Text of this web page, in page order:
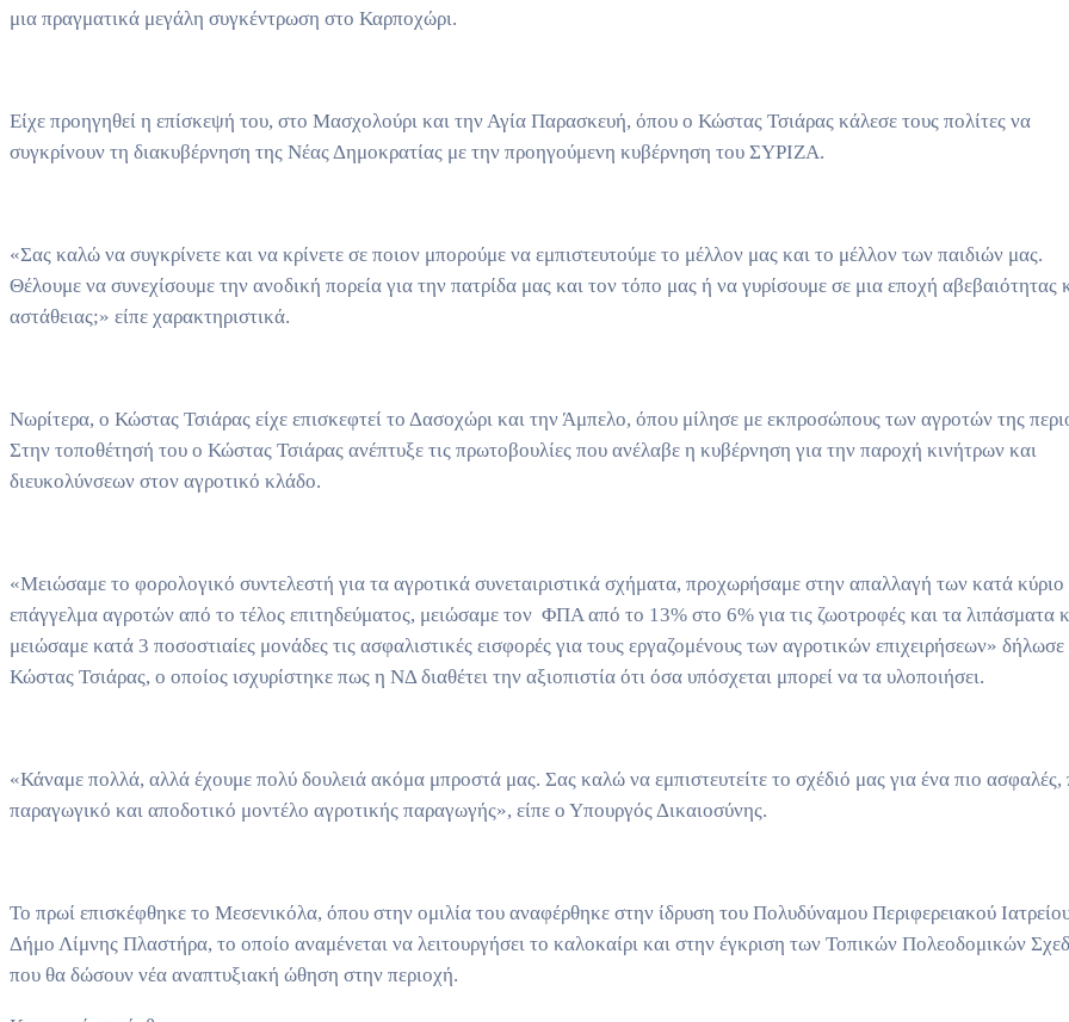
μια πραγματικά μεγάλη συγκέντρωση στο Καρποχώρι.
Είχε προηγηθεί η επίσκεψή του, στο Μασχολούρι και την Αγία Παρασκευή, όπου ο Κώστας Τσιάρας κάλεσε τους πολίτες να
συγκρίνουν τη διακυβέρνηση της Νέας Δημοκρατίας με την προηγούμενη κυβέρνηση του ΣΥΡΙΖΑ.
«Σας καλώ να συγκρίνετε και να κρίνετε σε ποιον μπορούμε να εμπιστευτούμε το μέλλον μας και το μέλλον των παιδιών μας.
Θέλουμε να συνεχίσουμε την ανοδική πορεία για την πατρίδα μας και τον τόπο μας ή να γυρίσουμε σε μια εποχή αβεβαιότητας
αστάθειας;» είπε χαρακτηριστικά.
Νωρίτερα, ο Κώστας Τσιάρας είχε επισκεφτεί το Δασοχώρι και την Άμπελο, όπου μίλησε με εκπροσώπους των αγροτών της
Στην τοποθέτησή του ο Κώστας Τσιάρας ανέπτυξε τις πρωτοβουλίες που ανέλαβε η κυβέρνηση για την παροχή κινήτρων και
διευκολύνσεων στον αγροτικό κλάδο.
«Μειώσαμε το φορολογικό συντελεστή για τα αγροτικά συνεταιριστικά σχήματα, προχωρήσαμε στην απαλλαγή των κατά κύριο
επάγγελμα αγροτών από το τέλος επιτηδεύματος, μειώσαμε τον ΦΠΑ από το 13% στο 6% για τις ζωοτροφές και τα λιπάσματα
μειώσαμε κατά 3 ποσοστιαίες μονάδες τις ασφαλιστικές εισφορές για τους εργαζομένους των αγροτικών επιχειρήσεων»
Κώστας Τσιάρας, ο οποίος ισχυρίστηκε πως η ΝΔ διαθέτει την αξιοπιστία ότι όσα υπόσχεται μπορεί να τα υλοποιήσει.
«Κάναμε πολλά, αλλά έχουμε πολύ δουλειά ακόμα μπροστά μας. Σας καλώ να εμπιστευτείτε το σχέδιό μας για ένα πιο ασφαλές,
παραγωγικό και αποδοτικό μοντέλο αγροτικής παραγωγής», είπε ο Υπουργός Δικαιοσύνης.
Το πρωί επισκέφθηκε το Μεσενικόλα, όπου στην ομιλία του αναφέρθηκε στην ίδρυση του Πολυδύναμου Περιφερειακού
Δήμο Λίμνης Πλαστήρα, το οποίο αναμένεται να λειτουργήσει το καλοκαίρι και στην έγκριση των Τοπικών Πολεοδομικών
που θα δώσουν νέα αναπτυξιακή ώθηση στην περιοχή.